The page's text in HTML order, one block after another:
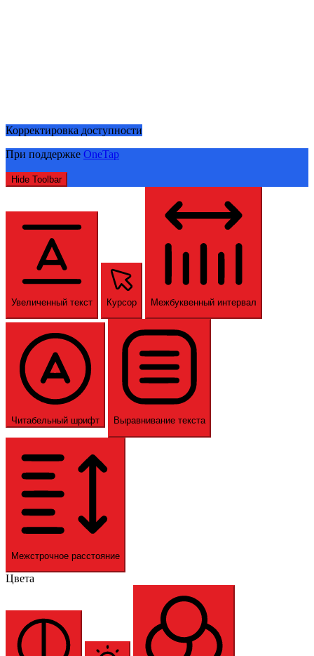
Корректировка доступности
При поддержке OneTap
Hide Toolbar
Увеличенный текст Курсор Межбуквенный интервал
Читабельный шрифт Выравнивание текста
Межстрочное расстояние
Цвета